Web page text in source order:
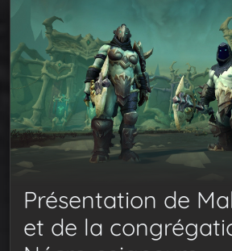
Présentation de
et de la